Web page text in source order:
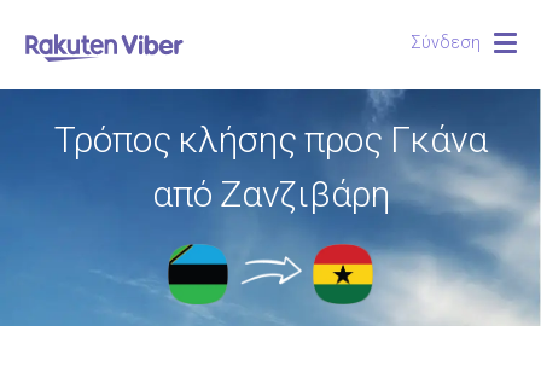
Σύνδεση
Τρόπος κλήσης προς Γκάνα
από Ζανζιβάρη